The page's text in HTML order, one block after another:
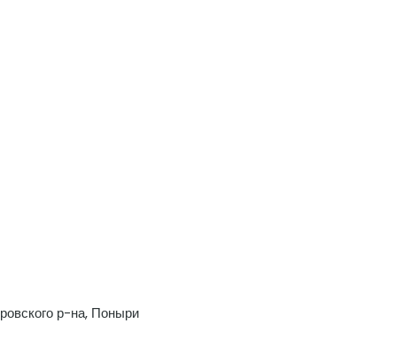
р-на, Поныри